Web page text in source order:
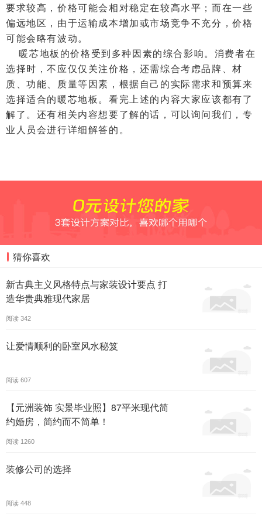
要求较高，价格可能会相对稳定在较高水平；而在一些
偏远地区，由于运输成本增加或市场竞争不充分，价格
可能会略有波动。
暖芯地板的价格受到多种因素的综合影响。消费者在
选择时，不应仅仅关注价格，还需综合考虑品牌、材
质、功能、质量等因素，根据自己的实际需求和预算来
选择适合的暖芯地板。看完上述的内容大家应该都有了
解了。还有相关内容想要了解的话，可以询问我们，专
业人员会进行详细解答的。
猜你喜欢
新古典主义风格特点与家装设计要点 打
造华贵典雅现代家居
阅读 342
让爱情顺利的卧室风水秘笈
阅读 607
【元洲装饰 实景毕业照】87平米现代简
约婚房，简约而不简单！
阅读 1260
装修公司的选择
阅读 448